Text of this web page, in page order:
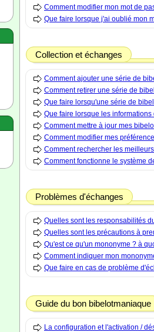
Comment modifier mon mot de
Que faire lorsque j'ai oublié mon
Collection et échanges
Comment ajouter une série de
Comment retirer une série de
Que faire lorsqu'une série de
Que faire lorsque les
Comment mettre à jour mes
Comment modifier mes
Comment rechercher les
Comment fonctionne le système
Problèmes d'échanges
Quelles sont les responsabilités
Quelles sont les précautions à
Qu'est ce qu'un mononyme ? à
Comment indiquer mon
Que faire en cas de problème
Guide du bon bibelotmaniaque
La configuration et l'activation /